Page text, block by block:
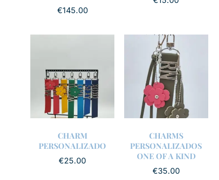
€145.00
CHARM
PERSONALIZADO
€25.00
CHARMS
PERSONALIZADOS
ONE OF A KIND
€35.00